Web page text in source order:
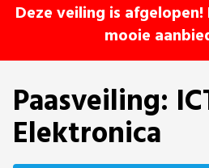
Deze veiling is
mooie
Paasveiling:
Elektronica